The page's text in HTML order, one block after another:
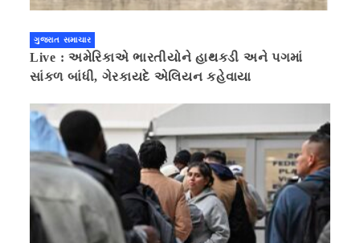
ગુજરાત સમાચાર
Live : અમેરિકાએ ભારતીયોને હાથકડી અને પગમાં
સાંકળ બાંધી, ગેરકાયદે એલિયન કહેવાયા